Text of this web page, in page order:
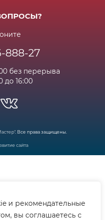
и рекомендательные
вы соглашаетесь с
888-27
без перерыва
до 16:00
. Все права защищены.
сайта